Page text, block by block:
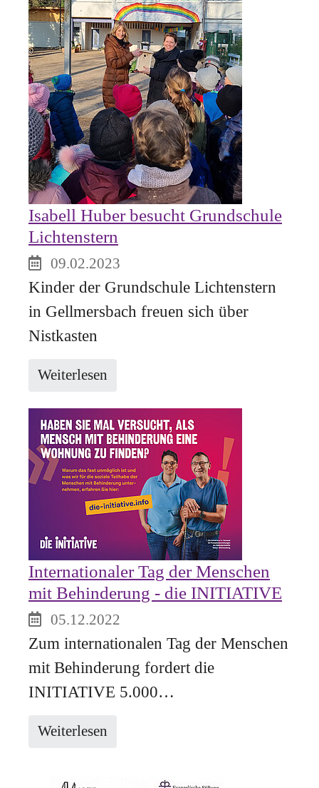
Isabell Huber besucht Grundschule
Lichtenstern
09.02.2023
Kinder der Grundschule Lichtenstern
in Gellmersbach freuen sich über
Nistkasten
Weiterlesen
Internationaler Tag der Menschen
mit Behinderung - die INITIATIVE
05.12.2022
Zum internationalen Tag der Menschen
mit Behinderung fordert die
INITIATIVE 5.000…
Weiterlesen